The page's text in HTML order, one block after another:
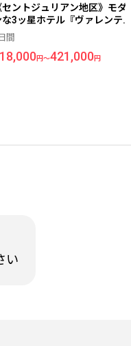
セントジュリアン地区》モダ
な3ッ星ホテル『ヴァレンテ
ーナ』指定◆紺碧の地中海リ
ート＜マルタ島＞6日間
間
円～421,000円
い